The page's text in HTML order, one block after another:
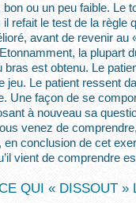
ou un peu faible. Le
refait le test de la règle
avant de revenir au
la plupart
bras est obtenu. Le
jeu. Le patient ressent
Une façon de se
à nouveau sa
venez de
conclusion de cet
vient de comprendre
QUI « DISSOUT »